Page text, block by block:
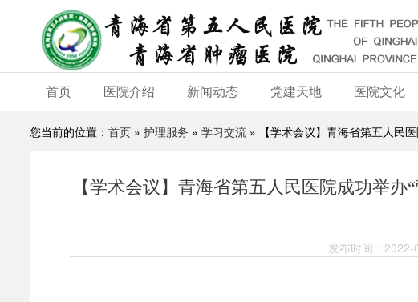
首页 医院介绍 新闻动态 党建天地 医院文化
您当前的位置： 首页 » 护理服务 » 学习交流 » 【学术会议】青海省第五人民
【学术会议】青海省第五人民医院成功举
发布时间：